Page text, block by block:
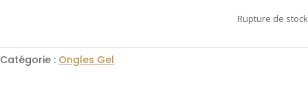
Rupture de stock
Catégorie : Ongles Gel